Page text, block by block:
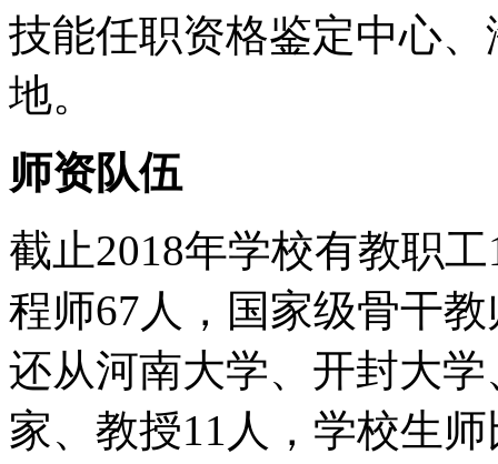
技能任职资格鉴定中心
地。
师资队伍
截止2018年学校有教职
程师67人，国家级骨干
还从河南大学、开封大
家、教授11人，学校生